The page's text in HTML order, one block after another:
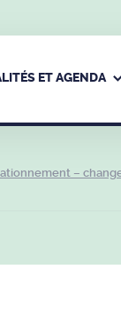
ET AGENDA
–